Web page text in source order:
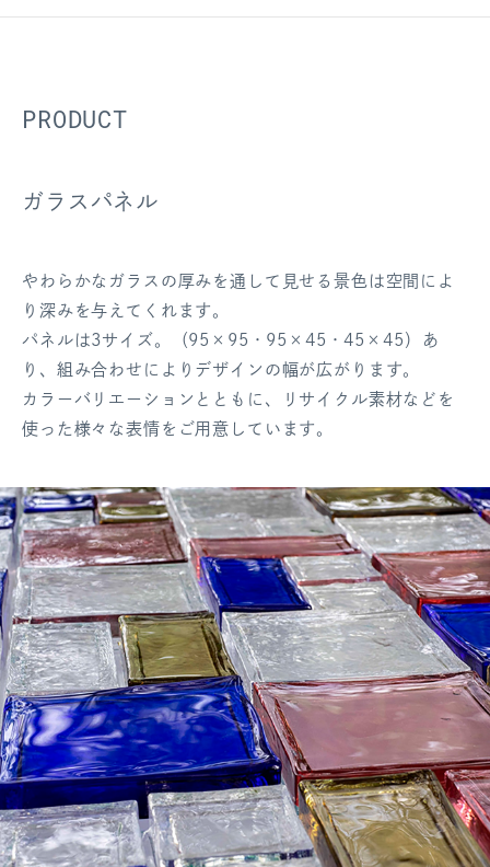
PRODUCT
ガラスパネル
やわらかなガラスの厚みを通して見せる景色は空間によ
り深みを与えてくれます。
パネルは3サイズ。（95×95・95×45・45×45）あ
り、組み合わせによりデザインの幅が広がります。
カラーバリエーションとともに、リサイクル素材などを
使った様々な表情をご用意しています。